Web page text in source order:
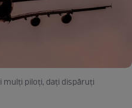
mulți piloți, dați dispăruți